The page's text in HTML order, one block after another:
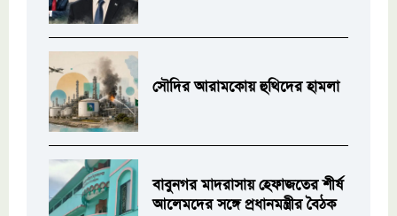
সৌদির আরামকোয় হুথিদের হামলা
বাবুনগর মাদরাসায় হেফাজতের শীর্ষ
আলেমদের সঙ্গে প্রধানমন্ত্রীর বৈঠক